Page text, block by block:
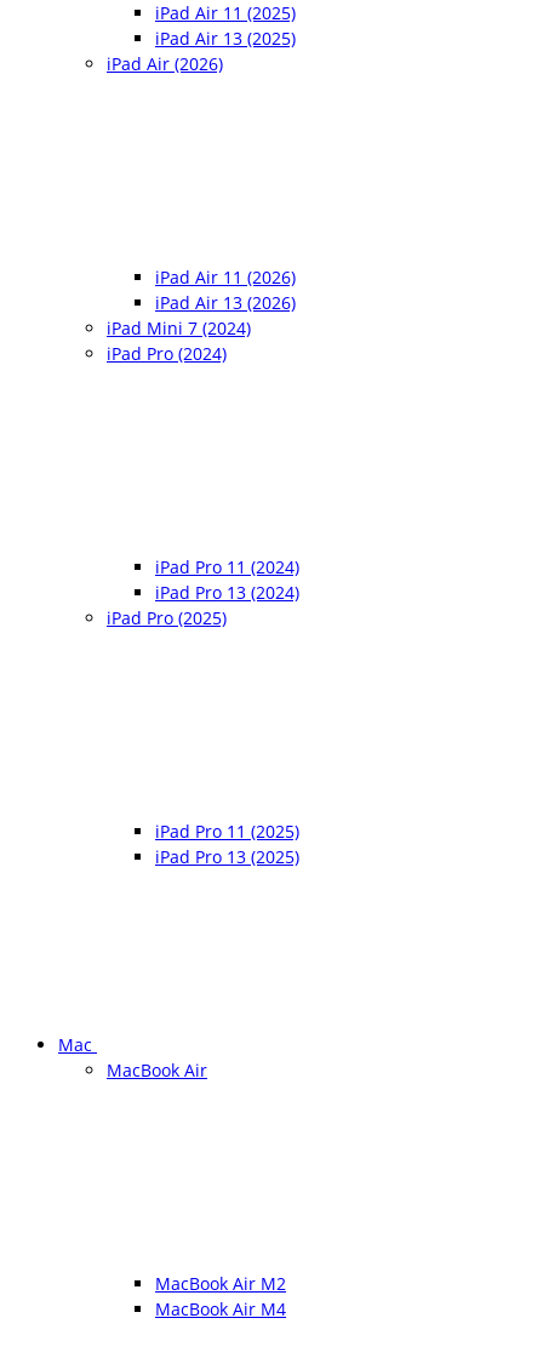
iPad Air 11 (2025)
iPad Air 13 (2025)
iPad Air (2026)
iPad Air 11 (2026)
iPad Air 13 (2026)
iPad Mini 7 (2024)
iPad Pro (2024)
iPad Pro 11 (2024)
iPad Pro 13 (2024)
iPad Pro (2025)
iPad Pro 11 (2025)
iPad Pro 13 (2025)
Mac
MacBook Air
MacBook Air M2
MacBook Air M4